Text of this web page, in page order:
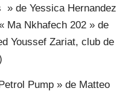
de Yessica Hernandez
Ma Nkhafech 202 » de
Youssef Zariat, club de
Pump » de Matteo